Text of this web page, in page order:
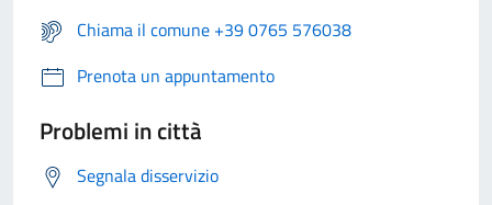
Chiama il comune +39 0765 576038
Prenota un appuntamento
Problemi in città
Segnala disservizio